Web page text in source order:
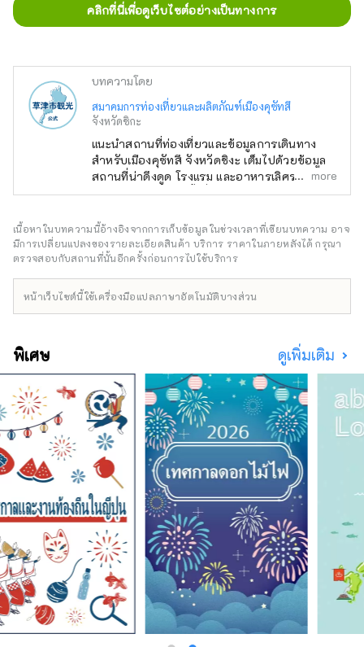
คลิกที่นี่เพื่อดูเว็บไซต์อย่างเป็นทางการ
บทความโดย
สมาคมการท่องเที่ยวและผลิตภัณฑ์เมืองคุซัทสึ
จังหวัดชิกะ
แนะนำสถานที่ท่องเที่ยวและข้อมูลการเดินทาง
สำหรับเมืองคุซัทสึ จังหวัดชิงะ เต็มไปด้วยข้อมูล
สถานที่น่าดึงดูด โรงแรม และอาหารเลิศรส เช่น มิ
ซูโนโมริ อุทยานพืชน้ำที่เต็มไปด้วยธรรมชาติ
ซันไดอันเก่าแก่ คุซัตสึจูกุ ฮอนจิน และสวนโรคุฮะ
ที่ทั้งครอบครัว สามารถเพลิดเพลินได้
more
เนื้อหาในบทความนี้อ้างอิงจากการเก็บข้อมูลในช่วงเวลาที่เขียนบทความ อาจ
มีการเปลี่ยนแปลงของรายละเอียดสินค้า บริการ ราคาในภายหลังได้ กรุณา
ตรวจสอบกับสถานที่นั้นอีกครั้งก่อนการไปใช้บริการ
หน้าเว็บไซต์นี้ใช้เครื่องมือแปลภาษาอัตโนมัติบางส่วน
พิเศษ ดูเพิ่มเติม